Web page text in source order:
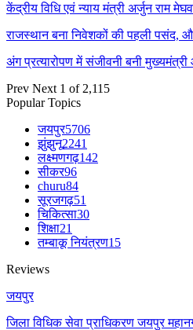
केंद्रीय विधि एवं न्याय मंत्री अर्जुन राम
राजस्थान बना निवेशकों की पहली पसंद,
अंग प्रत्यारोपण में संजीवनी बनी
Prev Next 1 of 2,115
Popular Topics
जयपुर5706
झुंझुनू2241
लक्ष्मणगढ़142
सीकर96
churu84
सूरजगढ़51
चिकित्सा30
शिक्षा21
तम्बाकू नियंत्रण15
Reviews
जयपुर
जिला विधिक सेवा प्राधिकरण जयपुर